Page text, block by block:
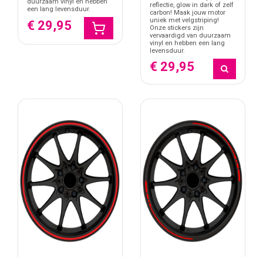
duurzaam vinyl en hebben
een lang levensduur.
€ 29,95
reflectie, glow in dark of zelf
carbon! Maak jouw motor
uniek met velgstriping!
Onze stickers zijn
vervaardigd van duurzaam
vinyl en hebben een lang
levensduur.
€ 29,95